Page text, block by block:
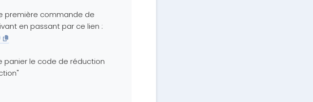
première commande de
en passant par ce lien :
panier le code de réduction